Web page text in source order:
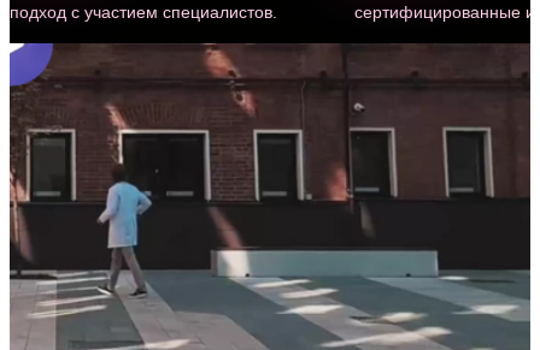
подход с участием специалистов.
сертифицированные